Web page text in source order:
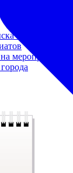
состоялся
мероприятие